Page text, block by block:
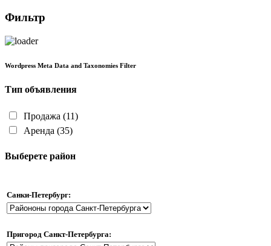
Фильтр
Wordpress Meta Data and Taxonomies Filter
Тип объявления
Продажа (11)
Аренда (35)
Выберете район
Санки-Петербург:
Пригород Санкт-Петербурга: